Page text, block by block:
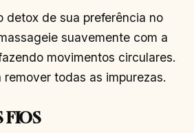
detox de sua preferência no
suavemente com a
movimentos circulares.
remover todas as impurezas.
FIOS